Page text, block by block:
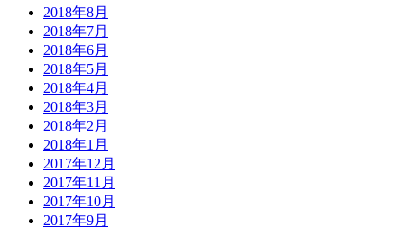
2018年8月
2018年7月
2018年6月
2018年5月
2018年4月
2018年3月
2018年2月
2018年1月
2017年12月
2017年11月
2017年10月
2017年9月